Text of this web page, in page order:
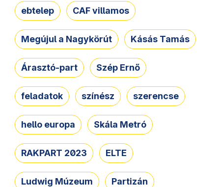
ebtelep CAF villamos
Megújul a Nagykörút Kásás Tamás
Árasztó-part Szép Ernő
feladatok színész szerencse
hello europa Skála Metró
RAKPART 2023 ELTE
Ludwig Múzeum Partizán